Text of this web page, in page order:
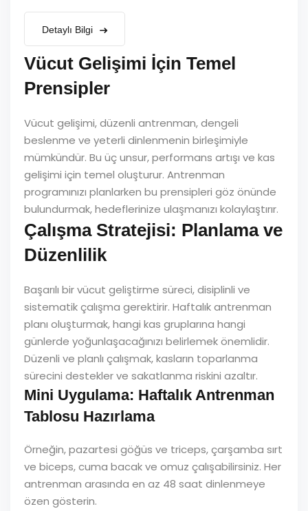
Detaylı Bilgi
Vücut Gelişimi İçin Temel
Prensipler
Vücut gelişimi, düzenli antrenman, dengeli
beslenme ve yeterli dinlenmenin birleşimiyle
mümkündür. Bu üç unsur, performans artışı ve kas
gelişimi için temel oluşturur. Antrenman
programınızı planlarken bu prensipleri göz önünde
bulundurmak, hedeflerinize ulaşmanızı kolaylaştırır.
Çalışma Stratejisi: Planlama ve
Düzenlilik
Başarılı bir vücut geliştirme süreci, disiplinli ve
sistematik çalışma gerektirir. Haftalık antrenman
planı oluşturmak, hangi kas gruplarına hangi
günlerde yoğunlaşacağınızı belirlemek önemlidir.
Düzenli ve planlı çalışmak, kasların toparlanma
sürecini destekler ve sakatlanma riskini azaltır.
Mini Uygulama: Haftalık Antrenman
Tablosu Hazırlama
Örneğin, pazartesi göğüs ve triceps, çarşamba sırt
ve biceps, cuma bacak ve omuz çalışabilirsiniz. Her
antrenman arasında en az 48 saat dinlenmeye
özen gösterin.